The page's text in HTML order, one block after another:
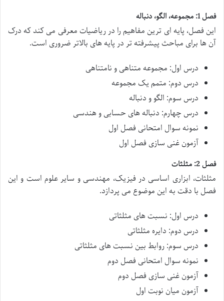
فصل 1: مجموعه، الگو، دنباله
این فصل، پایه ای ترین مفاهیم را در ریاضیات معرفی می کند که درک
آن ها برای مباحث پیشرفته تر در پایه های بالاتر ضروری است.
درس اول: مجموعه متناهی و نامتناهی
درس دوم: متمم یک مجموعه
درس سوم: الگو و دنباله
درس چهارم: دنباله های حسابی و هندسی
نمونه سوال امتحانی فصل اول
آزمون غنی سازی فصل اول
فصل 2: مثلثات
مثلثات، ابزاری اساسی در فیزیک، مهندسی و سایر علوم است و این
فصل با دقت به این موضوع می پردازد.
درس اول: نسبت های مثلثاتی
درس دوم: دایره مثلثاتی
درس سوم: روابط بین نسبت های مثلثاتی
نمونه سوال امتحانی فصل دوم
آزمون غنی سازی فصل دوم
آزمون میان نوبت اول